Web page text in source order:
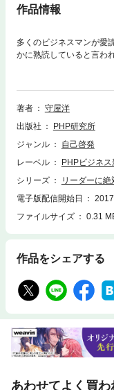
作品情報
多くのビジネスマンが愛
かに熟読していると言わ
古典と言えば、『論語』
多いが、この『韓非子』
由は、『韓非子』を貫く
「人間は利益によって動
り、そこには現代に活か
の専門家による独自のわ
と言い相手を試してみる
ウハウの数々。その手法
著者
守屋洋
出版社
PHP研究所
ジャンル
自己啓発
レーベル
PHPビジネス
シリーズ
リーダーに
電子版配信開始日
ファイルサイズ
0.31
作品をシェアする
あわせてよく買